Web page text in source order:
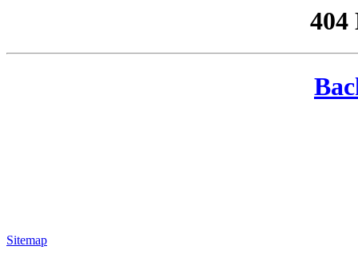
404
Sitemap